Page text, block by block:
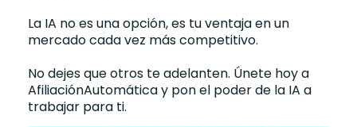
La IA no es una opción, es tu ventaja en un
mercado cada vez más competitivo.
No dejes que otros te adelanten. Únete hoy a
AfiliaciónAutomática y pon el poder de la IA a
trabajar para ti.